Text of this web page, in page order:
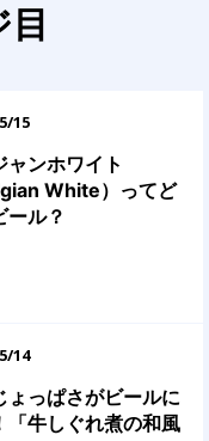
15
ャンホワイト
White）ってど
ール？
14
ょっぱさがビールに
「牛しぐれ煮の和風